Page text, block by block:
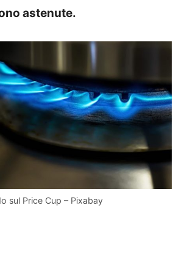
astenute.
sul Price Cup – Pixabay